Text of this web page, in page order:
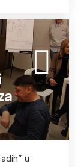
u